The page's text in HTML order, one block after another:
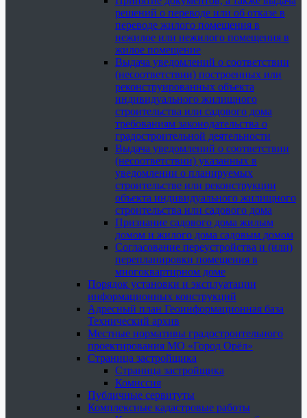
решений о переводе или об отказе в
переводе жилого помещения в
нежилое или нежилого помещения в
жилое помещение
Выдача уведомлений о соответствии
(несоответствии) построенных или
реконструированных объекта
индивидуального жилищного
строительства или садового дома
требованиям законодательства о
градостроительной деятельности
Выдача уведомлений о соответствии
(несоответствии) указанных в
уведомлении о планируемых
строительстве или реконструкции
объекта индивидуального жилищного
строительства или садового дома
Признание садового дома жилым
домом и жилого дома садовым домом
Согласование переустройства и (или)
перепланировки помещения в
многоквартирном доме
Порядок установки и эксплуатации
информационных конструкций
Адресный план Геоинформационная база
Технический архив
Местные нормативы градостроительного
проектирования МО «Город Орёл»
Страница застройщика
Страница застройщика
Комиссия
Публичные сервитуты
Комплексные кадастровые работы